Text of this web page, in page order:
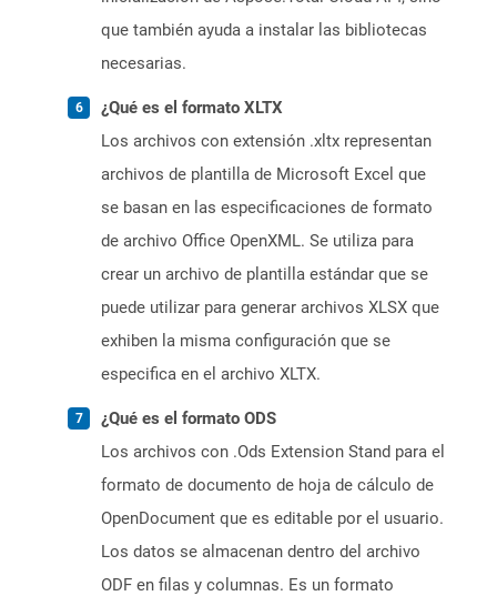
que también ayuda a instalar las bibliotecas
necesarias.
¿Qué es el formato XLTX
Los archivos con extensión .xltx representan
archivos de plantilla de Microsoft Excel que
se basan en las especificaciones de formato
de archivo Office OpenXML. Se utiliza para
crear un archivo de plantilla estándar que se
puede utilizar para generar archivos XLSX que
exhiben la misma configuración que se
especifica en el archivo XLTX.
¿Qué es el formato ODS
Los archivos con .Ods Extension Stand para el
formato de documento de hoja de cálculo de
OpenDocument que es editable por el usuario.
Los datos se almacenan dentro del archivo
ODF en filas y columnas. Es un formato